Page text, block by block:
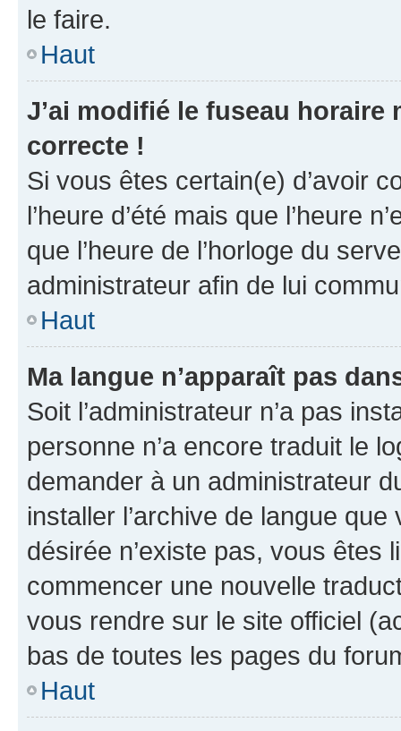
le faire.
Haut
J’ai modifié le fuseau horaire
correcte !
Si vous êtes certain(e) d’avoir
l’heure d’été mais que l’heure
que l’heure de l’horloge du
administrateur afin de lui
Haut
Ma langue n’apparaît pas
Soit l’administrateur n’a pas
personne n’a encore traduit le
demander à un administrateur
installer l’archive de langue
désirée n’existe pas, vous êtes
commencer une nouvelle
vous rendre sur le site officiel
bas de toutes les pages du
Haut